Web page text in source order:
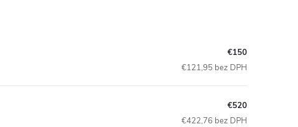
€150
€121,95 bez DPH
€520
€422,76 bez DPH